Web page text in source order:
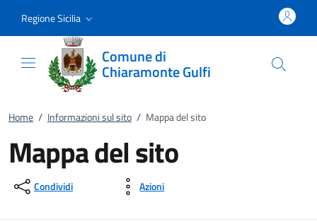
Regione Sicilia
Comune di
Chiaramonte Gulfi
Home / Informazioni sul sito / Mappa del sito
Mappa del sito
Condividi Azioni